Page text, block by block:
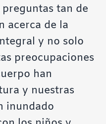
tan de
acerca de la
y no solo
preocupaciones
han
y nuestras
inundado